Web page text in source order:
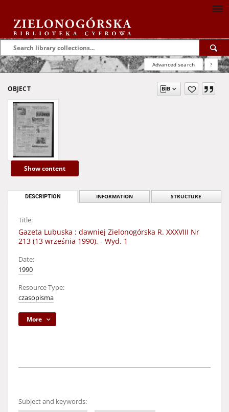
Advanced search ?
OBJECT
Show content
DESCRIPTION INFORMATION STRUCTURE
Title:
Gazeta Lubuska : dawniej Zielonogórska R. XXXVIII Nr
213 (13 września 1990). - Wyd. 1
Date:
1990
Resource Type:
czasopisma
More
Subject and keywords: